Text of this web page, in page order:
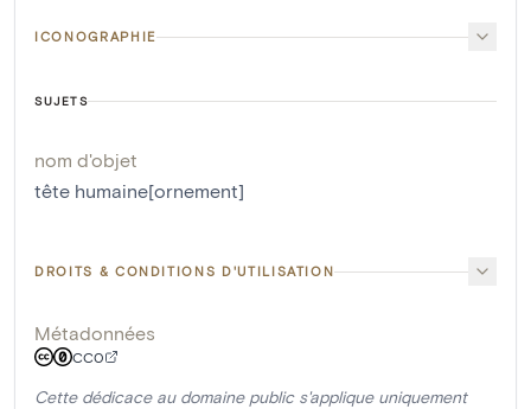
ICONOGRAPHIE
SUJETS
nom d'objet
tête humaine[ornement]
DROITS & CONDITIONS D'UTILISATION
Métadonnées
CC0
Cette dédicace au domaine public s'applique uniquement